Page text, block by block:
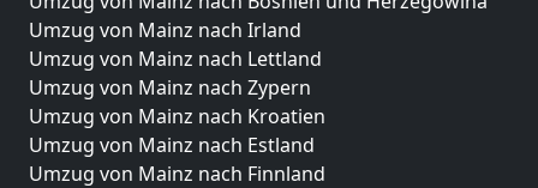
Umzug von Mainz nach Irland
Umzug von Mainz nach Lettland
Umzug von Mainz nach Zypern
Umzug von Mainz nach Kroatien
Umzug von Mainz nach Estland
Umzug von Mainz nach Finnland